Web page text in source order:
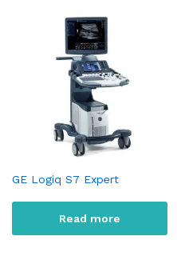
GE Logiq S7 Expert
Read more